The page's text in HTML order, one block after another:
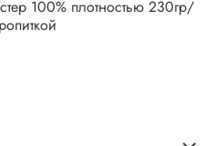
100% плотностью 230гр/